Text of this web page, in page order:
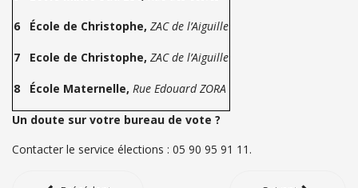
6 École de Christophe, ZAC de l’Aiguille
7 Ecole de Christophe, ZAC de l’Aiguille
8 École Maternelle, Rue Edouard ZORA
Un doute sur votre bureau de vote ?
Contacter le service élections : 05 90 95 91 11.